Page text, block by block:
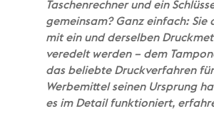
Taschenrechner und ein
gemeinsam? Ganz einfach: Sie
mit ein und derselben
veredelt werden – dem
das beliebte Druckverfahren für
Werbemittel seinen Ursprung
es im Detail funktioniert,